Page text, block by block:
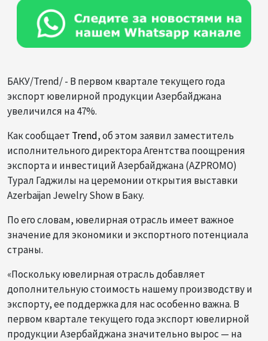
БАКУ/Trend/ - В первом квартале текущего года
экспорт ювелирной продукции Азербайджана
увеличился на 47%.
Как сообщает Trend, об этом заявил заместитель
исполнительного директора Агентства поощрения
экспорта и инвестиций Азербайджана (AZPROMO)
Турал Гаджилы на церемонии открытия выставки
Azerbaijan Jewelry Show в Баку.
По его словам, ювелирная отрасль имеет важное
значение для экономики и экспортного потенциала
страны.
«Поскольку ювелирная отрасль добавляет
дополнительную стоимость нашему производству и
экспорту, ее поддержка для нас особенно важна. В
первом квартале текущего года экспорт ювелирной
продукции Азербайджана значительно вырос — на